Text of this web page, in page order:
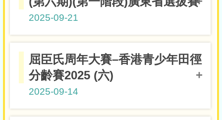
2025-09-21
10歲組女子單打第二名 4D潘芷瑩
屈臣氏周年大賽–香港青少年田徑
分齡賽2025 (六)
2025-09-14